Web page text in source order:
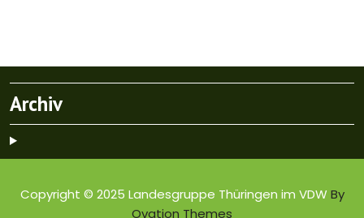
Archiv
Copyright © 2025 Landesgruppe Thüringen im VDWBy
Ovation Themes